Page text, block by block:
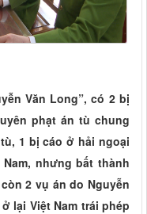
Văn Long”, có 2 bị
phạt án tù chung
1 bị cáo ở hải ngoại
nhưng bất thành
2 vụ án do Nguyễn
lại Việt Nam trái phép